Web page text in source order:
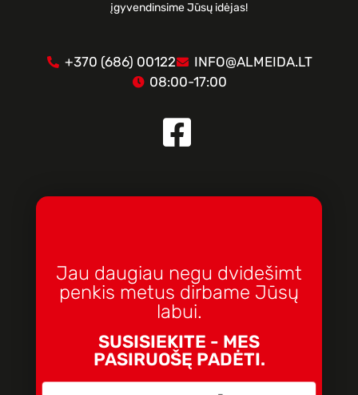
įgyvendinsime Jūsų idėjas!
+370 (686) 00122
INFO@ALMEIDA.LT
08:00-17:00
Jau daugiau negu dvidešimt
penkis metus dirbame Jūsų
labui.
SUSISIEKITE - MES
PASIRUOŠĘ PADĖTI.